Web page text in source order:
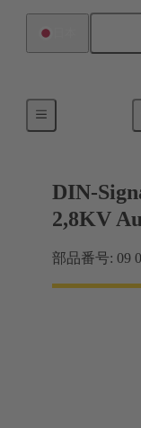
ケーブル
DIN-
2,8KV
部品番号: 09